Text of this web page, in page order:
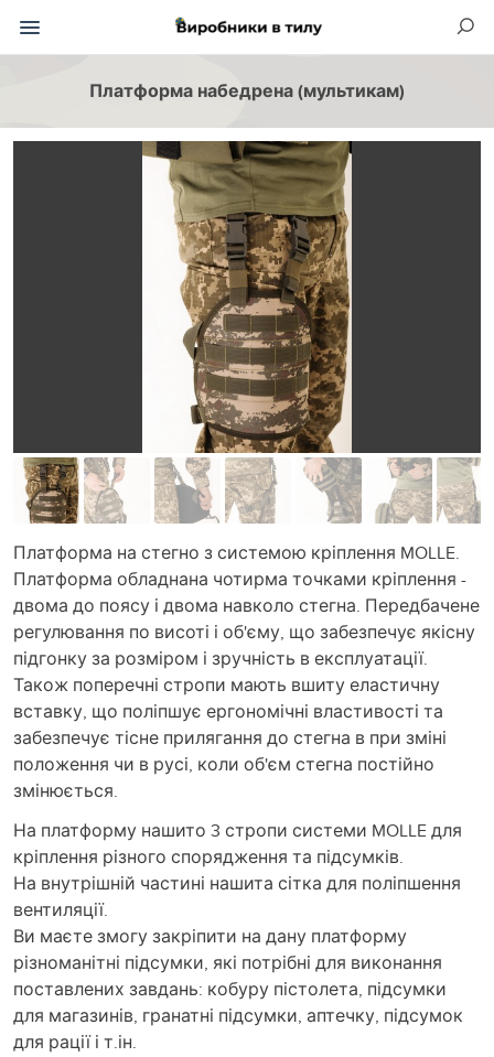
Платформа набедрена (мультикам)
Платформа на стегно з системою кріплення MOLLE.
Платформа обладнана чотирма точками кріплення -
двома до поясу і двома навколо стегна. Передбачене
регулювання по висоті і об'єму, що забезпечує якісну
підгонку за розміром і зручність в експлуатації.
Також поперечні стропи мають вшиту еластичну
вставку, що поліпшує ергономічні властивості та
забезпечує тісне прилягання до стегна в при зміні
положення чи в русі, коли об'єм стегна постійно
змінюється.
На платформу нашито 3 стропи системи MOLLE для
кріплення різного спорядження та підсумків.
На внутрішній частині нашита сітка для поліпшення
вентиляції.
Ви маєте змогу закріпити на дану платформу
різноманітні підсумки, які потрібні для виконання
поставлених завдань: кобуру пістолета, підсумки
для магазинів, гранатні підсумки, аптечку, підсумок
для рації і т.ін.